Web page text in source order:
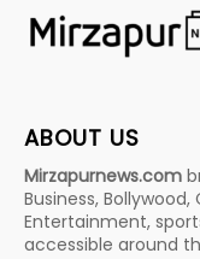
ABOUT US
Mirzapurnews.com
Business,
Entertainment,
accessible around